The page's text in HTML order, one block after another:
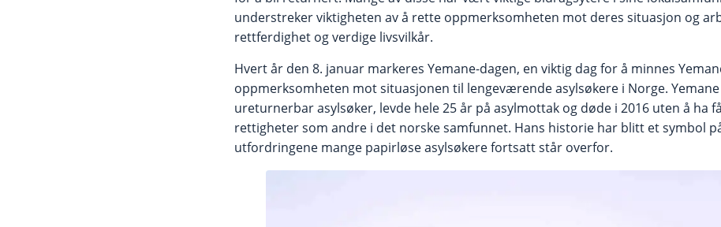
understreker viktigheten av å rette oppmerksomheten mot deres situasjon og
rettferdighet og verdige livsvilkår.
Hvert år den 8. januar markeres Yemane-dagen, en viktig dag for å minnes
oppmerksomheten mot situasjonen til lengeværende asylsøkere i Norge. Yemane
ureturnerbar asylsøker, levde hele 25 år på asylmottak og døde i 2016 uten å ha
rettigheter som andre i det norske samfunnet. Hans historie har blitt et symbol
utfordringene mange papirløse asylsøkere fortsatt står overfor.